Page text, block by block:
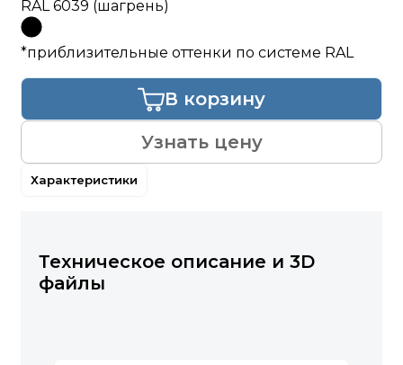
Характеристики
Техническое описание и 3D
файлы
RAL 6039 (шагрень)
*приблизительные оттенки по системе RAL
Узнать цену
В корзину